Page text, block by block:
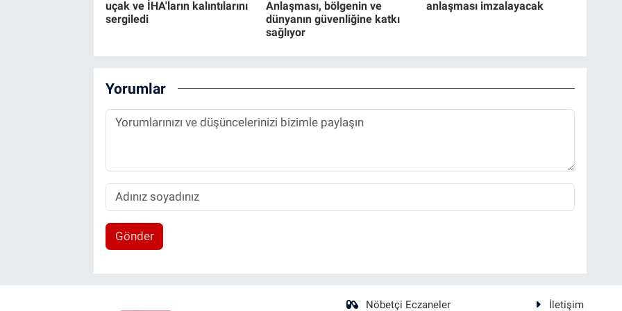
uçak ve İHA'ların kalıntılarını
sergiledi
Anlaşması, bölgenin ve
dünyanın güvenliğine katkı
sağlıyor
anlaşması imzalayacak
Yorumlar
Gönder
Nöbetçi Eczaneler İletişim